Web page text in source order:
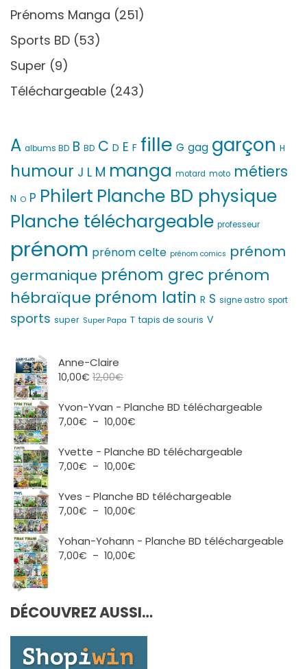
Prénoms Manga (251)
Sports BD (53)
Super (9)
Téléchargeable (243)
A albums BD B BD C D E F fille G gag garçon H
humour J L M manga motard moto métiers
N O P Philert Planche BD physique
Planche téléchargeable professeur
prénom prénom celte prénom comics prénom
germanique prénom grec prénom
hébraïque prénom latin R S signe astro sport
sports super Super Papa T tapis de souris V
Anne-Claire
10,00€ 12,00€
Yvon-Yvan - Planche BD téléchargeable
7,00€ – 10,00€
prix :
10,00€
Yvette - Planche BD téléchargeable
7,00€ – 10,00€
prix :
10,00€
Yves - Planche BD téléchargeable
7,00€ – 10,00€
prix :
Yohan-Yohann - Planche BD téléchargeable
7,00€ – 10,00€
à
DÉCOUVREZ AUSSI…